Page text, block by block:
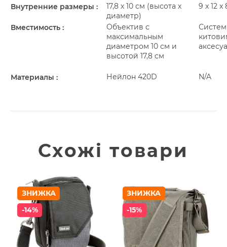
Внутренние размеры
Вместимость
Материалы
17,8 х 10 см (высота х
диаметр)
Объектив с
максимальным
диаметром 10 см и
высотой 17,8 см
Нейлон 420D
9 x 12 x
N/A
Схожі товари
ЗНИЖКА
-14%
ЗНИЖКА
-15%